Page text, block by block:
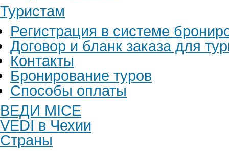
Туристам
Регистрация в системе
Договор и бланк заказа для
Контакты
Бронирование туров
Способы оплаты
ВЕДИ MICE
VEDI в Чехии
Страны